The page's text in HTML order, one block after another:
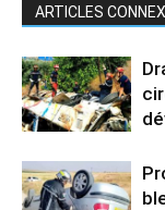
ARTICLES